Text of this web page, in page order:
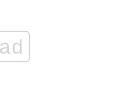
ad